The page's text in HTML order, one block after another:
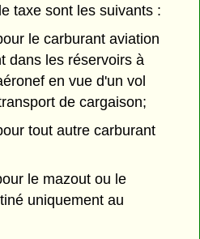
taxe sont les suivants :
le carburant aviation
dans les réservoirs à
en vue d'un vol
de cargaison;
tout autre carburant
le mazout ou le
uniquement au